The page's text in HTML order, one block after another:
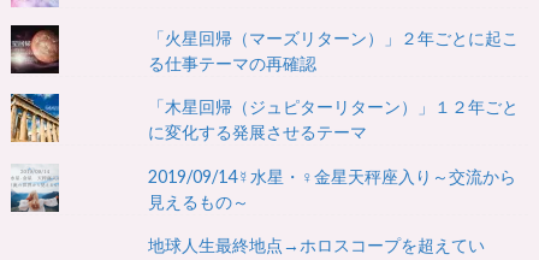
「火星回帰（マーズリターン）」２年ごとに起こ
る仕事テーマの再確認
「木星回帰（ジュピターリターン）」１２年ごと
に変化する発展させるテーマ
2019/09/14☿水星・♀金星天秤座入り～交流から
見えるもの～
地球人生最終地点→ホロスコープを超えてい